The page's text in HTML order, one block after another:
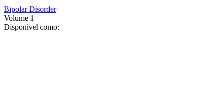
Bipolar Disorder
Volume 1
Disponível como: